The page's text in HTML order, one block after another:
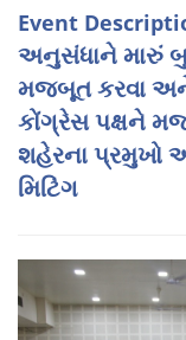
Event
અનુસંધાને મારું
મજબૂત કરવા અને
કોંગ્રેસ પક્ષને
શહેરના પ્રમુખો
મિટિંગ